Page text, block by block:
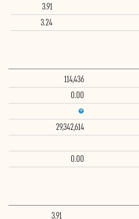
3.91
3.24
114,436
0.00
29,342,614
0.00
3.91